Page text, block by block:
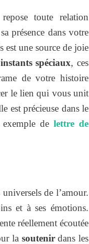
toute relation
présence dans votre
est une source de joie
instants spéciaux, ces
de votre histoire
le lien qui vous unit
est précieuse dans le
de lettre de
de l’amour.
et à ses émotions.
réellement écoutée
la soutenirdans les